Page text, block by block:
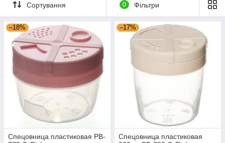
Сортування 0 Фільтри
–18%
Спецовница пластиковая PB-
–17%
Спецовница пластиковая